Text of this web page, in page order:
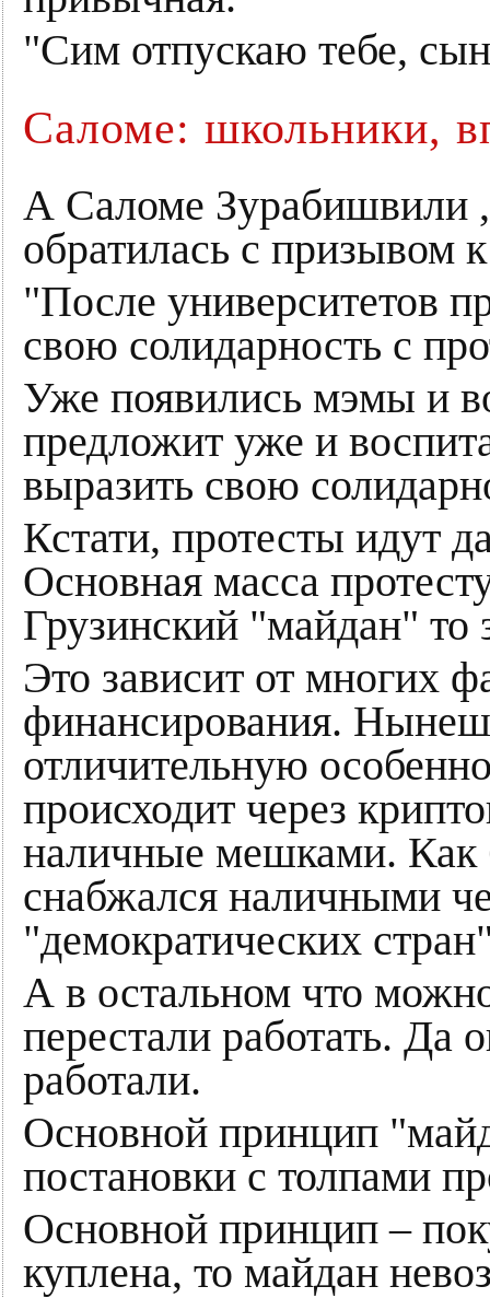
"Сим отпускаю тебе,
Саломе: школьники,
А Саломе Зурабишвили
обратилась с призывом
"После университетов
свою солидарность с
Уже появились мэмы и
предложит уже и
выразить свою
Кстати, протесты идут
Основная масса
Грузинский "майдан" то
Это зависит от многих
финансирования.
отличительную
происходит через
наличные мешками. Как
снабжался наличными
"демократических
А в остальном что
перестали работать. Да
работали.
Основной принцип
постановки с толпами
Основной принцип –
куплена, то майдан